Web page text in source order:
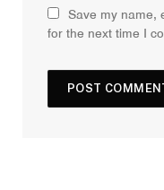
Save my name,
for the next time I